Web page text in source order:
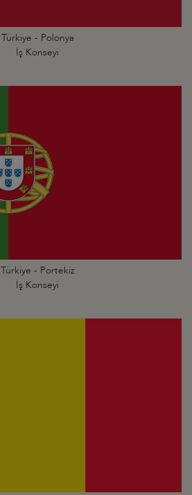
Türkiye - Polonya
İş Konseyi
Türkiye - Portekiz
İş Konseyi